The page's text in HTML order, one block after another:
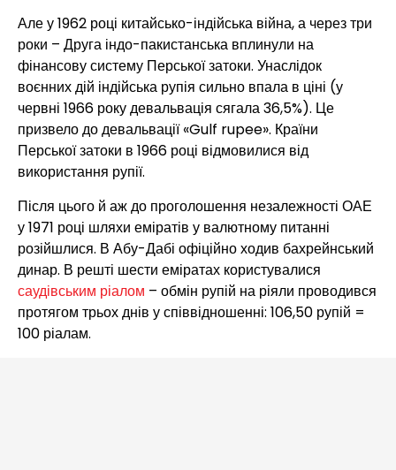
Але у 1962 році китайсько-індійська війна, а через три
роки – Друга індо-пакистанська вплинули на
фінансову систему Перської затоки. Унаслідок
воєнних дій індійська рупія сильно впала в ціні (у
червні 1966 року девальвація сягала 36,5%). Це
призвело до девальвації «Gulf rupee». Країни
Перської затоки в 1966 році відмовилися від
використання рупії.
Після цього й аж до проголошення незалежності ОАЕ
у 1971 році шляхи еміратів у валютному питанні
розійшлися. В Абу-Дабі офіційно ходив бахрейнський
динар. В решті шести еміратах користувалися
саудівським ріалом – обмін рупій на ріяли проводився
протягом трьох днів у співвідношенні: 106,50 рупій =
100 ріалам.